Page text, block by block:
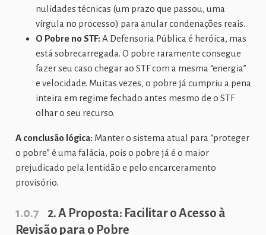
nulidades técnicas (um prazo que passou, uma
vírgula no processo) para anular condenações reais.
O Pobre no STF: A Defensoria Pública é heróica, mas
está sobrecarregada. O pobre raramente consegue
fazer seu caso chegar ao STF com a mesma “energia”
e velocidade. Muitas vezes, o pobre já cumpriu a pena
inteira em regime fechado antes mesmo de o STF
olhar o seu recurso.
A conclusão lógica: Manter o sistema atual para “proteger
o pobre” é uma falácia, pois o pobre já é o maior
prejudicado pela lentidão e pelo encarceramento
provisório.
1.0.7
2. A Proposta: Facilitar o Acesso à
Revisão para o Pobre